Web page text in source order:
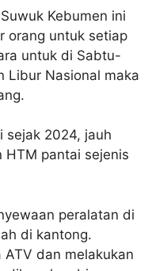
Kebumen ini
orang untuk setiap
untuk di Sabtu-
Libur Nasional maka
sejak 2024, jauh
pantai sejenis
peralatan di
di kantong.
dan melakukan